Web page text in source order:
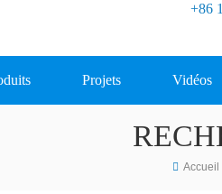
+86
Projets Vidéos
Accueil